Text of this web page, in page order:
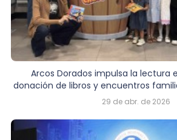
Arcos Dorados impulsa la lectura
donación de libros y encuentros
29 de abr. de 2026